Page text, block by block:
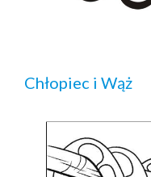
Chłopiec i Wąż